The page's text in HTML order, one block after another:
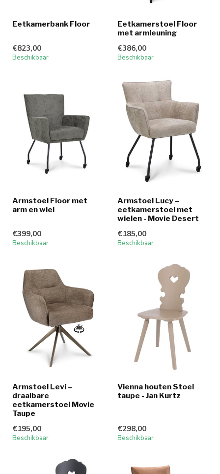
Eetkamerbank Floor
€823,00
Beschikbaar
Eetkamerstoel Floor
met armleuning
€386,00
Beschikbaar
Armstoel Floor met
arm en wiel
€399,00
Beschikbaar
Armstoel Lucy –
eetkamerstoel met
wielen - Movie Desert
€185,00
Beschikbaar
Armstoel Levi –
draaibare
eetkamerstoel Movie
Taupe
€195,00
Beschikbaar
Vienna houten Stoel
taupe - Jan Kurtz
€298,00
Beschikbaar